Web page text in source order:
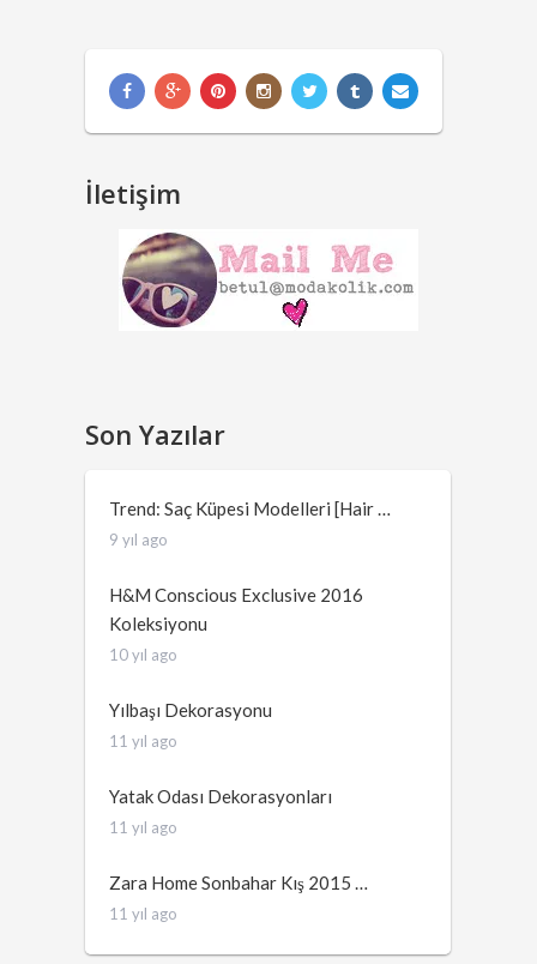
İletişim
Son Yazılar
Trend: Saç Küpesi Modelleri [Hair …
9 yıl ago
H&M Conscious Exclusive 2016
Koleksiyonu
10 yıl ago
Yılbaşı Dekorasyonu
11 yıl ago
Yatak Odası Dekorasyonları
11 yıl ago
Zara Home Sonbahar Kış 2015 …
11 yıl ago